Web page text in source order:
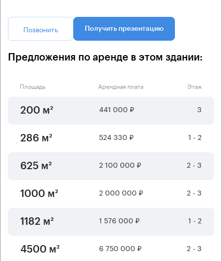
Позвонить Получить презентацию
Предложения по аренде в этом здании:
Площадь Арендная плата Этаж
200 м² 441 000 ₽ 3
286 м² 524 330 ₽ 1 - 2
625 м² 2 100 000 ₽ 2 - 3
1000 м² 2 000 000 ₽ 2 - 3
1182 м² 1 576 000 ₽ 1 - 2
4500 м² 6 750 000 ₽ 2 - 3